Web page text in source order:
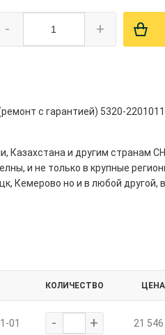
- +
с гарантией) 5320-
Казахстана и другим странам
и не только в крупные
Кемерово но и в любой другой,
КОЛИЧЕСТВО ЦЕНА
01 - + 21